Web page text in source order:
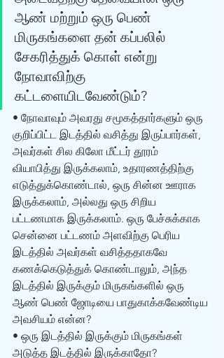
ஆண் மற்றும் ஒரு பெண்
மிருகங்களை தன் கப்பலில்
சேகரித்துக் கொள் என்று
நோவாவிற்கு
கட்டளையிடவேண்டும்?
• நோவாவும் அவரது சமூகத்தார்களும் ஒரு
குறிப்பிட்ட இடத்தில் வசித்து இருப்பார்கள்,
அவர்கள் சில கிலோ மீட்டர் தூரம்
வியாபித்து இருக்கலாம், உதாரணத்திற்கு
எடுத்துக்கொண்டால், ஒரு சின்ன ஊராக
இருக்கலாம், அல்லது ஒரு சிறிய
பட்டணமாக இருக்கலாம். ஒரு பேச்சுக்காக
சென்னை பட்டணம் அளவிற்கு பெரிய
இடத்தில் அவர்கள் வசித்ததாகவே
கணக்கெடுத்துக் கொண்டாலும், அந்த
இடத்தில் இருக்கும் மிருகங்களில் ஒரு
ஆண் பெண் ஜோடியை பாதுகாக்கவேண்டிய
அவசியம் என்ன?
• ஒரு இடத்தில் இருக்கும் மிருகங்கள்
அடுத்த இடத்தில் இருக்காதோ?